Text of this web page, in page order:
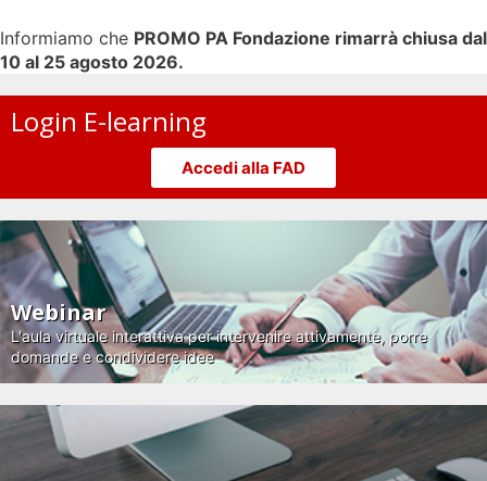
Informiamo che PROMO PA Fondazione rimarrà chiusa dal
10 al 25 agosto 2026.
Login E-learning
Accedi alla FAD
Webinar
L'aula virtuale interattiva per intervenire attivamente, porre
domande e condividere idee